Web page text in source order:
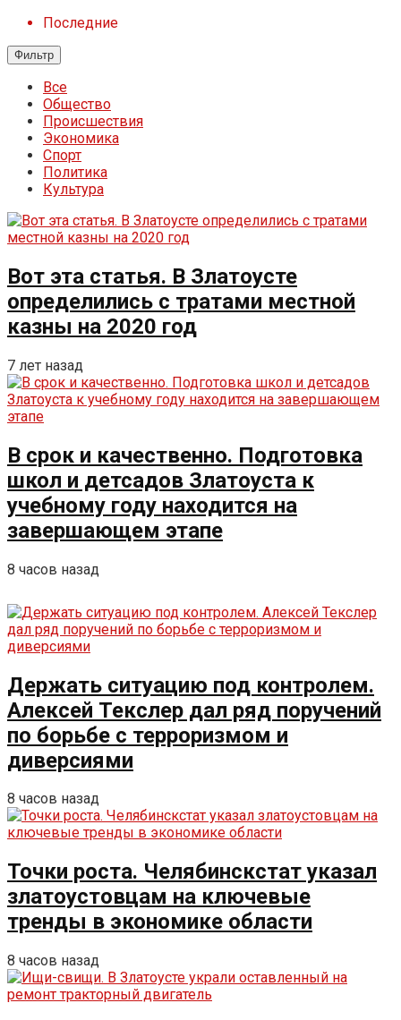
Последние
Фильтр
Все
Общество
Происшествия
Экономика
Спорт
Политика
Культура
Вот эта статья. В Златоусте
определились с тратами местной
казны на 2020 год
7 лет назад
В срок и качественно. Подготовка
школ и детсадов Златоуста к
учебному году находится на
завершающем этапе
8 часов назад
Держать ситуацию под контролем.
Алексей Текслер дал ряд поручений
по борьбе с терроризмом и
диверсиями
8 часов назад
Точки роста. Челябинскстат указал
златоустовцам на ключевые
тренды в экономике области
8 часов назад